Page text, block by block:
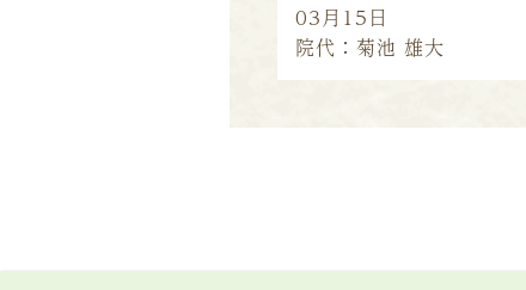
03月15日
院代：菊池 雄大